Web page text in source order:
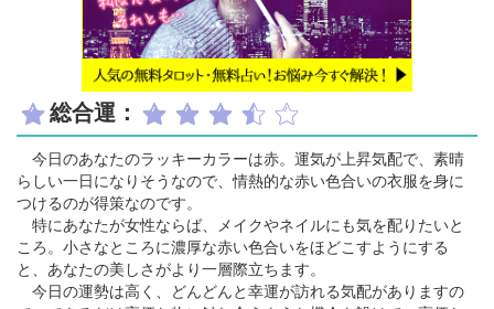
総合運：
今日のあなたのラッキーカラーは赤。運気が上昇気配で、素晴
らしい一日になりそうなので、情熱的な赤い色合いの衣服を身に
つけるのが得策なのです。
特にあなたが女性ならば、メイクやネイルにも気を配りたいと
ころ。小さなところに濃厚な赤い色合いをほどこすようにする
と、あなたの美しさがより一層際立ちます。
今日の運勢は高く、どんどんと幸運が訪れる気配がありますの